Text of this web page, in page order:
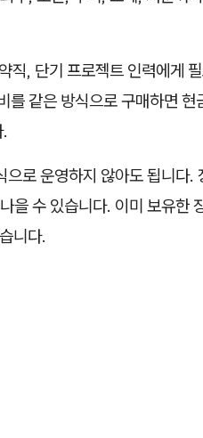
직, 단기 프로젝트 인력에게
를 같은 방식으로 구매하면 현
로 운영하지 않아도 됩니다.
을 수 있습니다. 이미 보유한
니다.